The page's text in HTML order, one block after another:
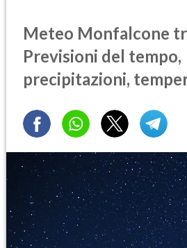
Meteo Monfalcone
Previsioni del tempo,
precipitazioni,